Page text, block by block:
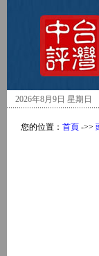
2026年8月9日 星期日
您的位置： 首頁 ->>